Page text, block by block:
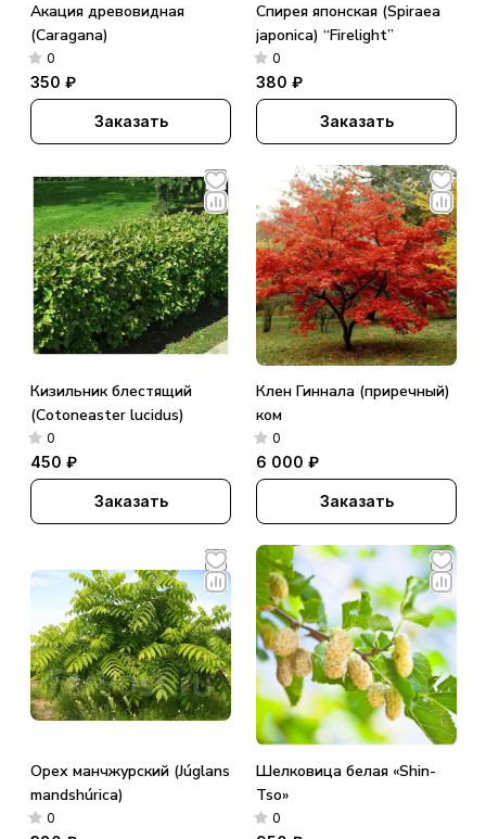
Акация древовидная
(Сaragana)
0
350 ₽
Заказать
Спирея японская (Spiraea
japonica) “Firelight”
0
380 ₽
Заказать
Кизильник блестящий
(Cotoneaster lucidus)
0
450 ₽
Заказать
Клен Гиннала (приречный)
ком
0
6 000 ₽
Заказать
Орех манчжурский (Júglans
mandshúrica)
0
Шелковица белая «Shin-
Tso»
0